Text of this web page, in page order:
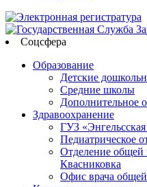
Соцсфера
Образование
Детские
Средние школы
Дополнительное
Здравоохранение
ГУЗ
Педиатрическое
Отделение общей
Квасниковка
Офис врача